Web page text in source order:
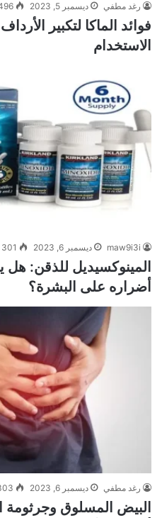
رغد مطفي ديسمبر 5, 2023
فوائد الماكا لتكبير
الاستخدام
maw9i3i ديسمبر 6, 2023 301
المينوكسيديل للذقن: هل
أضراره على البشرة؟
رغد مطفي ديسمبر 6, 2023
البيض المسلوق